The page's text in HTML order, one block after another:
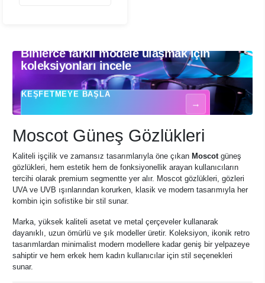
Binlerce farklı modele ulaşmak için koleksiyonları incele - Güneş
Binlerce farklı modele ulaşmak için
koleksiyonları incele
KEŞFETMEYE BAŞLA
→
Moscot Güneş Gözlükleri
Kaliteli işçilik ve zamansız tasarımlarıyla öne çıkan Moscot güneş
gözlükleri, hem estetik hem de fonksiyonellik arayan kullanıcıların
tercihi olarak premium segmentte yer alır. Moscot gözlükleri, gözleri
UVA ve UVB ışınlarından korurken, klasik ve modern tasarımıyla her
kombin için sofistike bir stil sunar.
Marka, yüksek kaliteli asetat ve metal çerçeveler kullanarak
dayanıklı, uzun ömürlü ve şık modeller üretir. Koleksiyon, ikonik retro
tasarımlardan minimalist modern modellere kadar geniş bir yelpazeye
sahiptir ve hem erkek hem kadın kullanıcılar için stil seçenekleri
sunar.